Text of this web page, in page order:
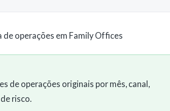
de operações em Family Offices
de operações originais por mês, canal,
risco.